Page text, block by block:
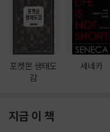
포켓몬 생태도
감
세네카
지금 이 책